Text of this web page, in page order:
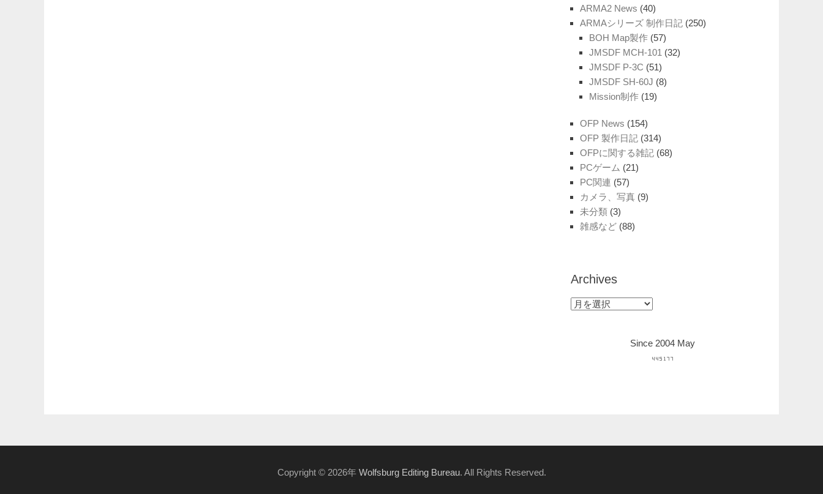
ARMA2 News (40)
ARMAシリーズ 制作日記 (250)
BOH Map製作 (57)
JMSDF MCH-101 (32)
JMSDF P-3C (51)
JMSDF SH-60J (8)
Mission制作 (19)
OFP News (154)
OFP 製作日記 (314)
OFPに関する雑記 (68)
PCゲーム (21)
PC関連 (57)
カメラ、写真 (9)
未分類 (3)
雑感など (88)
Archives
Archives
Since 2004 May
Copyright © 2026年 Wolfsburg Editing Bureau. All Rights Reserved.